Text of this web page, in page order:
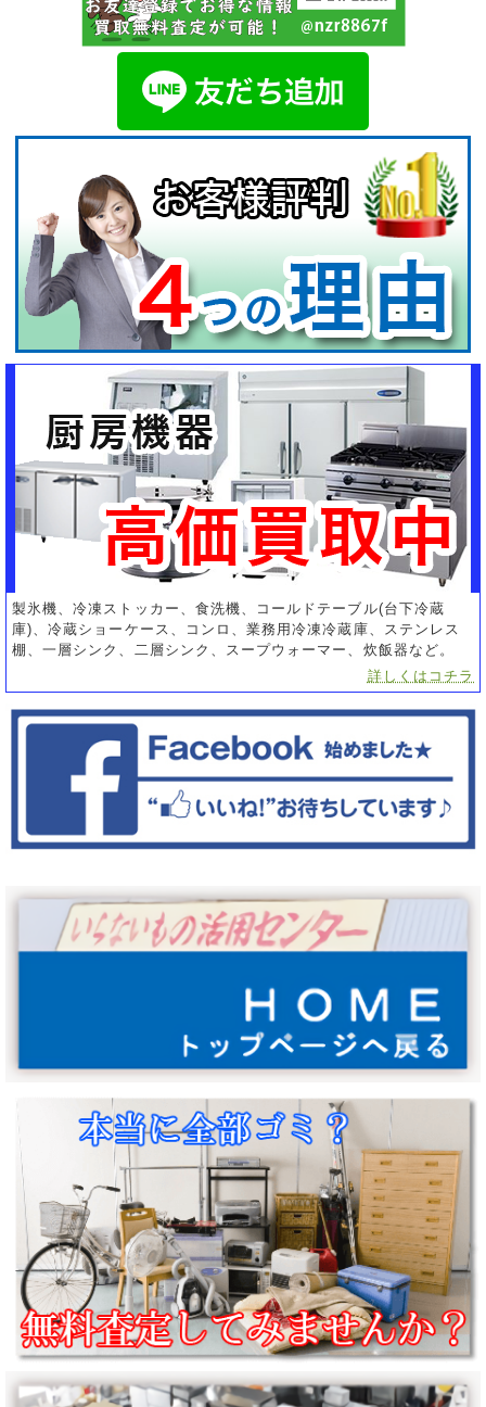
製氷機、冷凍ストッカー、食洗機、コールドテーブル(台下冷蔵
庫)、冷蔵ショーケース、コンロ、業務用冷凍冷蔵庫、ステンレス
棚、一層シンク、二層シンク、スープウォーマー、炊飯器など。
詳しくはコチラ